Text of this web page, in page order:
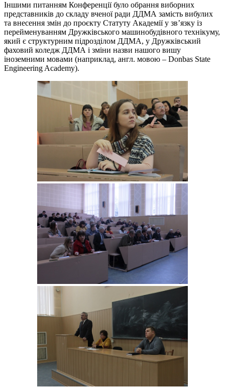
Іншими питанням Конференції було обрання виборних
представників до складу вченої ради ДДМА замість вибулих
та внесення змін до проєкту Статуту Академії у зв’язку із
перейменуванням Дружківського машинобудівного технікуму,
який є структурним підрозділом ДДМА, у Дружківський
фаховий коледж ДДМА і зміни назви нашого вишу
іноземними мовами (наприклад, англ. мовою – Donbas State
Engineering Academy).